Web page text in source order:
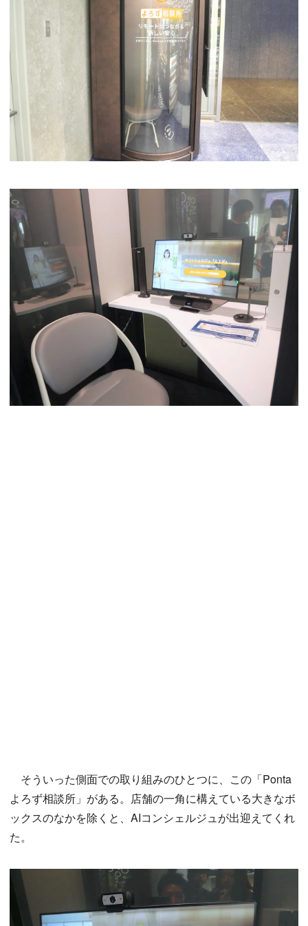
そういった側面での取り組みのひとつに、この「Ponta
よろず相談所」がある。店舗の一角に構えている大きなボ
ックスのなかを除くと、AIコンシェルジュが出迎えてくれ
た。